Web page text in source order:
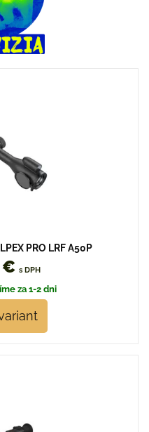
PRO LRF A50P
€ s DPH
za 1-2 dni